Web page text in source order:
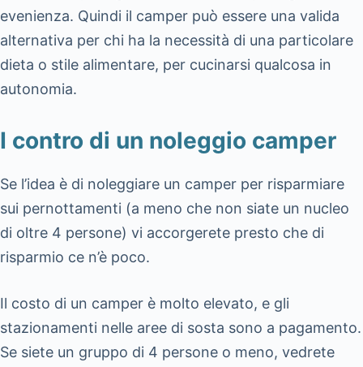
evenienza. Quindi il camper può essere una valida
alternativa per chi ha la necessità di una particolare
dieta o stile alimentare, per cucinarsi qualcosa in
autonomia.
I contro di un noleggio camper
Se l’idea è di noleggiare un camper per risparmiare
sui pernottamenti (a meno che non siate un nucleo
di oltre 4 persone) vi accorgerete presto che di
risparmio ce n’è poco.
Il costo di un camper è molto elevato, e gli
stazionamenti nelle aree di sosta sono a pagamento.
Se siete un gruppo di 4 persone o meno, vedrete